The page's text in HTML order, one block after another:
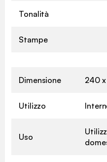
Tonalità
Stampe
Dimensione 240
Utilizzo
Uso